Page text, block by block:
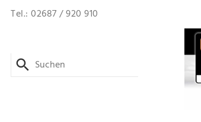
Tel.: 02687 / 920 910